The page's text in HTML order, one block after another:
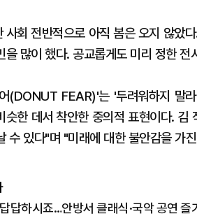
사회 전반적으로 아직 봄은 오지 않았
을 많이 했다. 공교롭게도 미리 정한 전
(DONUT FEAR)'는 '두려워하지
슷한 데서 착안한 중의적 표현이다.
수 있다"며 "미래에 대한 불안감을 가
답하시죠…안방서 클래식·국악 공연 즐